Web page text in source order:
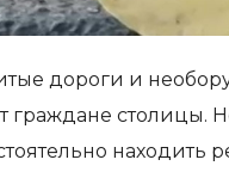
дороги и
граждане столицы.